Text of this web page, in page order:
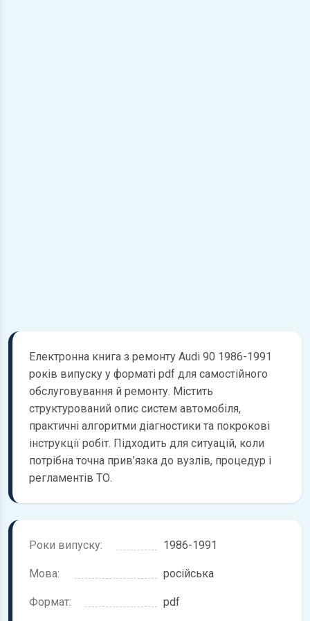
Електронна книга з ремонту Audi 90 1986-1991
років випуску у форматі pdf для самостійного
обслуговування й ремонту. Містить
структурований опис систем автомобіля,
практичні алгоритми діагностики та покрокові
інструкції робіт. Підходить для ситуацій, коли
потрібна точна прив’язка до вузлів, процедур і
регламентів ТО.
Роки випуску: 1986-1991
Мова: російська
Формат: pdf